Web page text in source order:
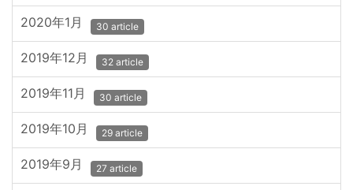
2020年1月 30 article
2019年12月 32 article
2019年11月 30 article
2019年10月 29 article
2019年9月 27 article